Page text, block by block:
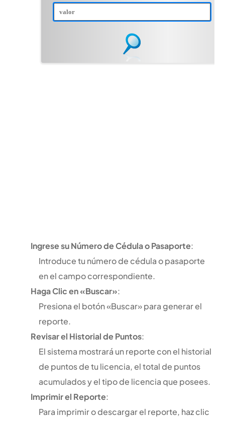
Ingrese su Número de Cédula o Pasaporte:
Introduce tu número de cédula o pasaporte
en el campo correspondiente.
Haga Clic en «Buscar»:
Presiona el botón «Buscar» para generar el
reporte.
Revisar el Historial de Puntos:
El sistema mostrará un reporte con el historial
de puntos de tu licencia, el total de puntos
acumulados y el tipo de licencia que posees.
Imprimir el Reporte:
Para imprimir o descargar el reporte, haz clic